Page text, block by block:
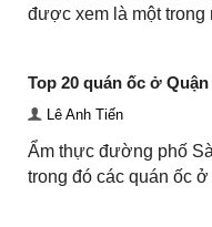
được xem là một
Top 20 quán ốc ở
Lê Anh Tiến
Ẩm thực đường phố
trong đó các quán ốc